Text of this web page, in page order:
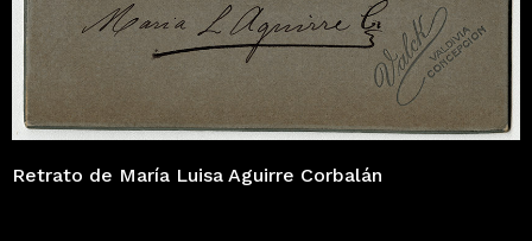
Retrato de María Luisa Aguirre Corbalán